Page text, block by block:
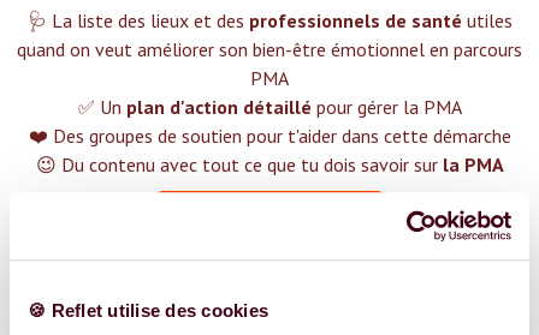
🍪 Reflet utilise des cookies
🩺 La liste des lieux et des professionnels de santé utiles
quand on veut améliorer son bien-être émotionnel en parcours
PMA
✅ Un plan d'action détaillé pour gérer la PMA
❤️ Des groupes de soutien pour t'aider dans cette démarche
😉 Du contenu avec tout ce que tu dois savoir sur la PMA